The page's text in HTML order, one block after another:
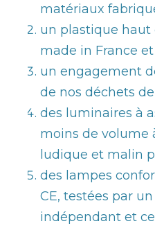
matériaux
un plastique haut
made in France
un engagement
de nos déchets
des luminaires à
moins de volume
ludique et malin
des lampes
CE, testées par
indépendant et